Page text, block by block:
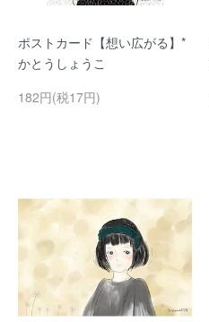
ポストカード【想い広がる】*
かとうしょうこ
182円(税17円)